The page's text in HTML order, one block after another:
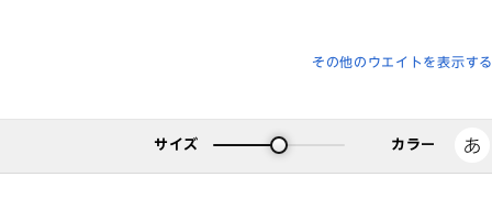
その他のウエイトを表示する
サイズ カラー